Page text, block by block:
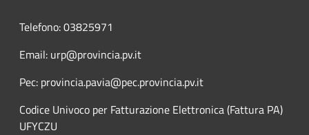
Telefono: 03825971
Email: urp@provincia.pv.it
Pec: provincia.pavia@pec.provincia.pv.it
Codice Univoco per Fatturazione Elettronica (Fattura PA)
UFYCZU